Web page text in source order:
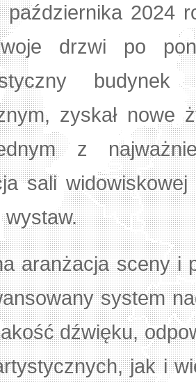
października 2024
drzwi po
zyskał nowe
z
sali
aranżacja sceny i
system
dźwięku,
jak i